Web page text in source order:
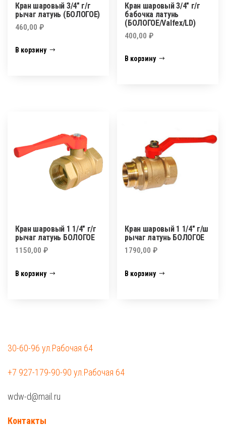
Кран шаровый 3/4″ г/г
рычаг латунь (БОЛОГОЕ)
460,00 ₽
В корзину
Кран шаровый 3/4″ г/г
бабочка латунь
(БОЛОГОЕ/Valfex/LD)
400,00₽
В корзину
Кран шаровый 1 1/4″ г/г
рычаг латунь БОЛОГОЕ
1150,00 ₽
В корзину
Кран шаровый 1 1/4″ г/ш
рычаг латунь БОЛОГОЕ
1790,00₽
В корзину
30-60-96 ул.Рабочая 64
+7 927-179-90-90 ул.Рабочая 64
wdw-d@mail.ru
Контакты